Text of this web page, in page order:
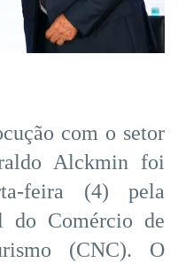
com o setor
Alckmin foi
feira (4) pela
do Comércio de
(CNC). O